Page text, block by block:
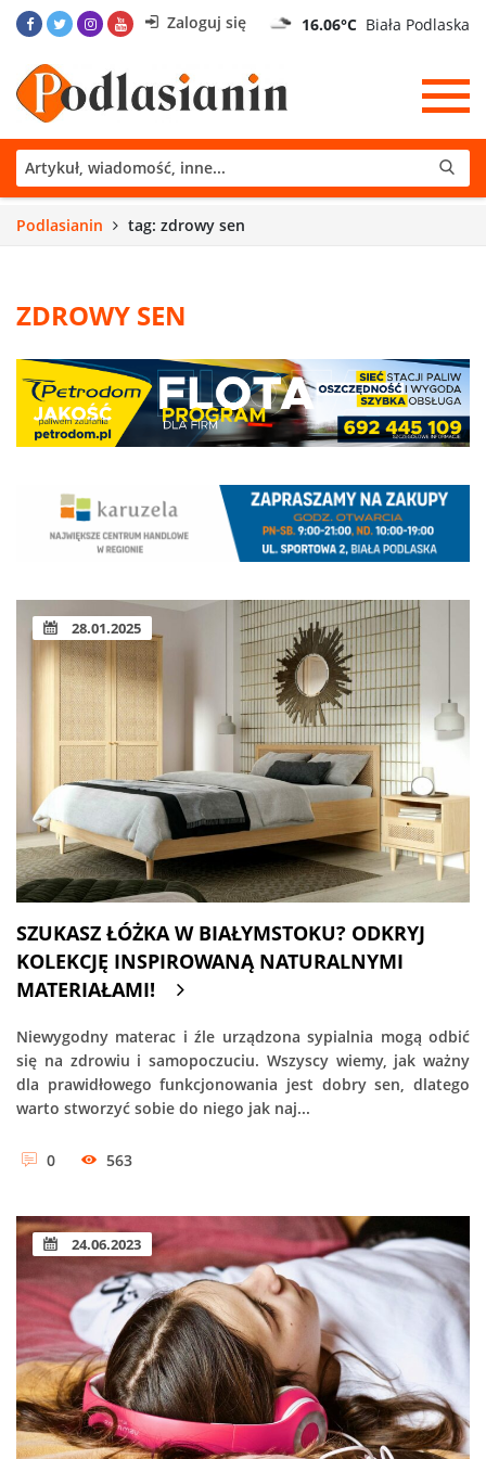
Zaloguj się 16.06°C Biała Podlaska
Podlasianin tag: zdrowy sen
ZDROWY SEN
28.01.2025
SZUKASZ ŁÓŻKA W BIAŁYMSTOKU? ODKRYJ
KOLEKCJĘ INSPIROWANĄ NATURALNYMI
MATERIAŁAMI!
Niewygodny materac i źle urządzona sypialnia mogą odbić
się na zdrowiu i samopoczuciu. Wszyscy wiemy, jak ważny
dla prawidłowego funkcjonowania jest dobry sen, dlatego
warto stworzyć sobie do niego jak naj...
0 563
24.06.2023